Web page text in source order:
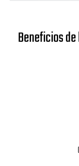
Beneficios